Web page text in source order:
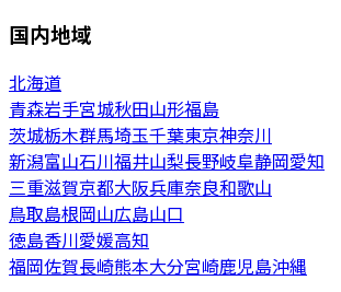
国内地域
北海道
青森岩手宮城秋田山形福島
茨城栃木群馬埼玉千葉東京神奈川
新潟富山石川福井山梨長野岐阜静岡愛知
三重滋賀京都大阪兵庫奈良和歌山
鳥取島根岡山広島山口
徳島香川愛媛高知
福岡佐賀長崎熊本大分宮崎鹿児島沖縄